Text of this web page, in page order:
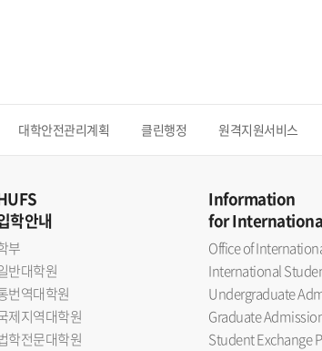
대학안전관리계획 클린행정 원격지원서비스
학안내
부
반대학원
번역대학원
제지역대학원
학전문대학원
Information
for
Office of
International
Undergraduate
Graduate
Student Exchange